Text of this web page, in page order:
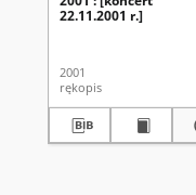
22.11.2001 r.]
2001
rękopis